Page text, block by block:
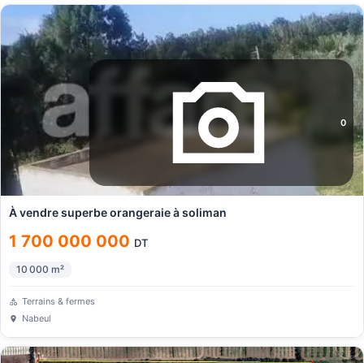
0
À vendre superbe orangeraie à soliman
1 700 000 000 DT
10 000 m²
Terrains & fermes
Nabeul